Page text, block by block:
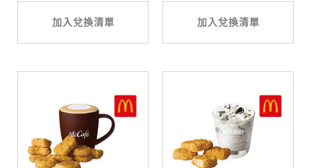
加入兌換清單 加入兌換清單